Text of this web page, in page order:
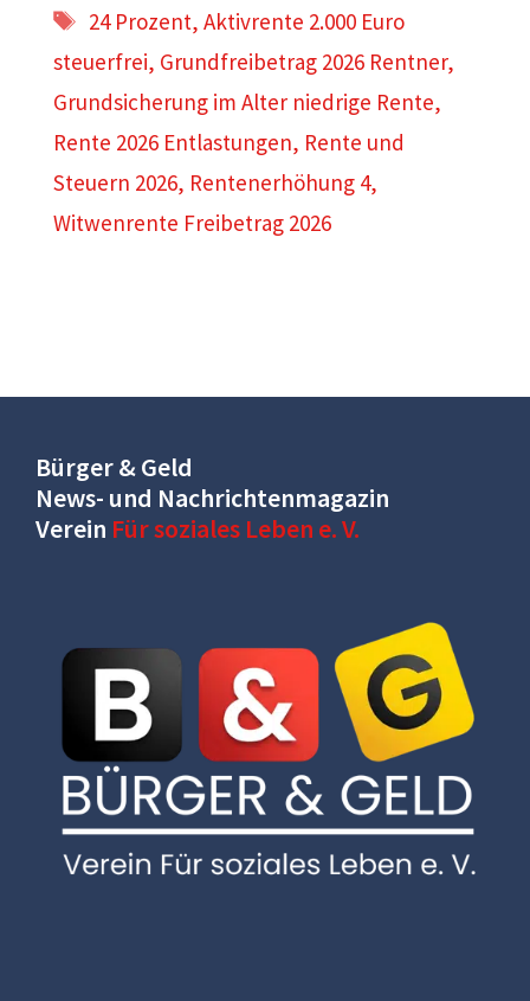
Schlagwörter
24 Prozent,Aktivrente 2.000 Euro
steuerfrei, Grundfreibetrag 2026 Rentner,
Grundsicherung im Alter niedrige Rente,
Rente 2026 Entlastungen, Rente und
Steuern 2026, Rentenerhöhung 4,
Witwenrente Freibetrag 2026
Bürger & Geld
News- und Nachrichtenmagazin
Verein Für soziales Leben e. V.